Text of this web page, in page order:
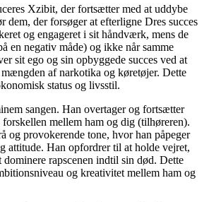
Xzibit, der fortsætter med at uddybe
dem, der forsøger at efterligne Dres succes
og engageret i sit håndværk, mens de
en negativ måde) og ikke når samme
sit ego og sin opbyggede succes ved at
af narkotika og køretøjer. Dette
status og livsstil.
sangen. Han overtager og fortsætter
forskellen mellem ham og dig (tilhøreren).
og provokerende tone, hvor han påpeger
attitude. Han opfordrer til at holde vejret,
rapscenen indtil sin død. Dette
og kreativitet mellem ham og